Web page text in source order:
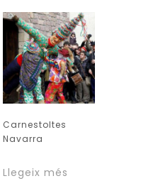
Carnestoltes
Navarra
Llegeix més